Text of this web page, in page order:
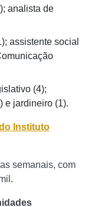
analista de
assistente social
(4);
e jardineiro (1).
Instituto
semanais, com